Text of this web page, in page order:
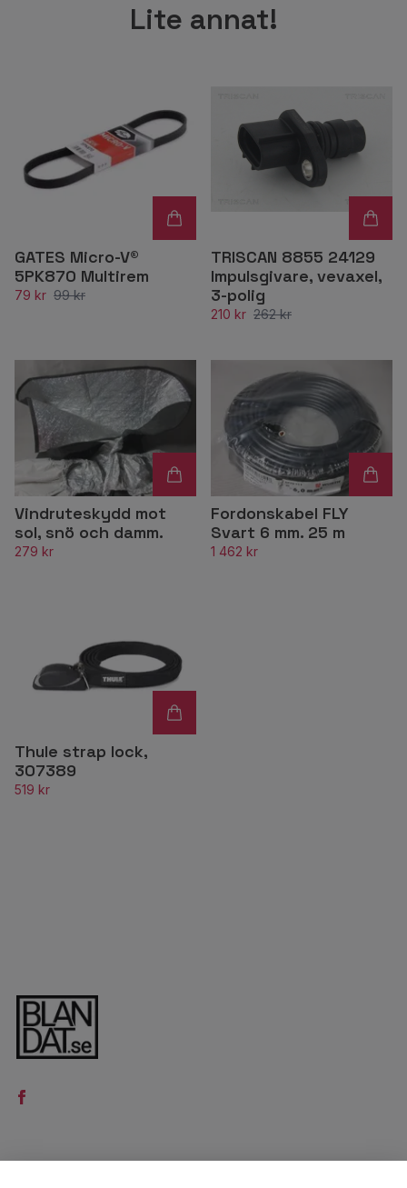
Lite annat!
GATES Micro-V®
5PK870 Multirem
79 kr 99 kr
TRISCAN 8855 24129
Impulsgivare, vevaxel,
3-polig
210 kr 262 kr
Vindruteskydd mot
sol, snö och damm.
279 kr
Fordonskabel FLY
Svart 6 mm. 25 m
1 462 kr
Thule strap lock,
307389
519 kr